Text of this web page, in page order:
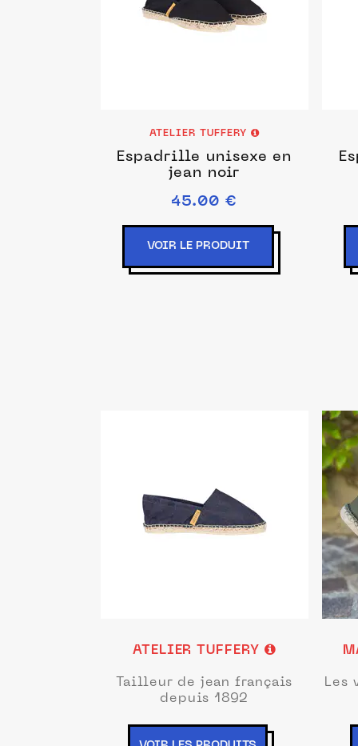
ATELIER TUFFERY
Espadrille unisexe en
jean noir
45.00 €
VOIR LE PRODUIT
ATELIER TUFFERY
Tailleur de jean français
depuis 1892
Les